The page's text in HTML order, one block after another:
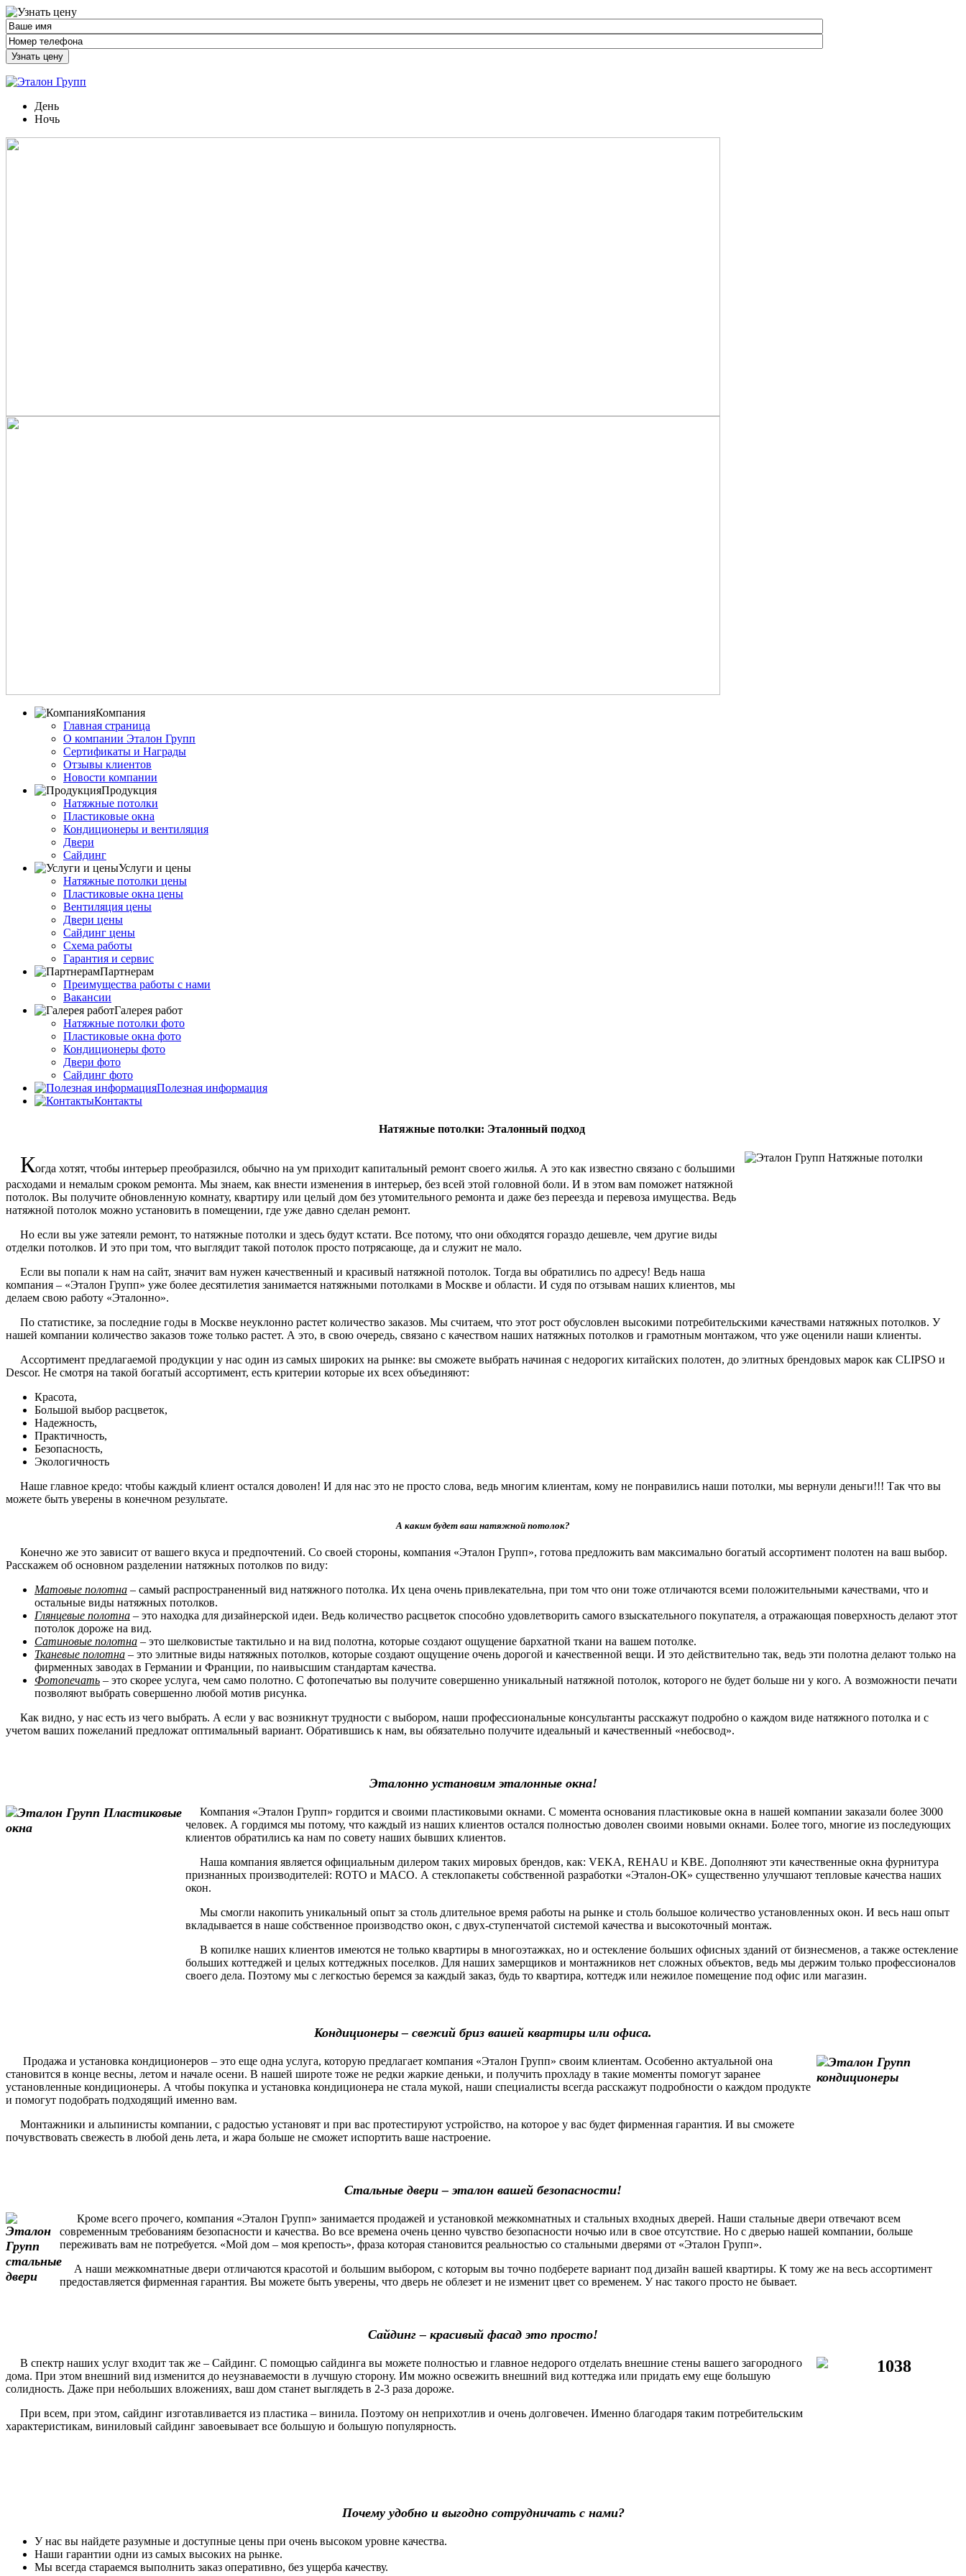
Узнать цену
День
Ночь
Компания
Главная страница
О компании Эталон Групп
Сертификаты и Награды
Отзывы клиентов
Новости компании
Продукция
Натяжные потолки
Пластиковые окна
Кондиционеры и вентиляция
Двери
Сайдинг
Услуги и цены
Натяжные потолки цены
Пластиковые окна цены
Вентиляция цены
Двери цены
Сайдинг цены
Схема работы
Гарантия и сервис
Партнерам
Преимущества работы с нами
Вакансии
Галерея работ
Натяжные потолки фото
Пластиковые окна фото
Кондиционеры фото
Двери фото
Сайдинг фото
Полезная информация
Контакты
Натяжные потолки: Эталонный подход
Когда хотят, чтобы интерьер преобразился, обычно на ум приходит капитальный ремонт своего жилья. А это как известно связано с большими
расходами и немалым сроком ремонта. Мы знаем, как внести изменения в интерьер, без всей этой головной боли. И в этом вам поможет натяжной
потолок. Вы получите обновленную комнату, квартиру или целый дом без утомительного ремонта и даже без переезда и перевоза имущества. Ведь
натяжной потолок можно установить в помещении, где уже давно сделан ремонт.
Но если вы уже затеяли ремонт, то натяжные потолки и здесь будут кстати. Все потому, что они обходятся гораздо дешевле, чем другие виды
отделки потолков. И это при том, что выглядит такой потолок просто потрясающе, да и служит не мало.
Если вы попали к нам на сайт, значит вам нужен качественный и красивый натяжной потолок. Тогда вы обратились по адресу! Ведь наша
компания – «Эталон Групп» уже более десятилетия занимается натяжными потолками в Москве и области. И судя по отзывам наших клиентов, мы
делаем свою работу «Эталонно».
По статистике, за последние годы в Москве неуклонно растет количество заказов. Мы считаем, что этот рост обусловлен высокими потребительскими качествами натяжных потолков. У
нашей компании количество заказов тоже только растет. А это, в свою очередь, связано с качеством наших натяжных потолков и грамотным монтажом, что уже оценили наши клиенты.
Ассортимент предлагаемой продукции у нас один из самых широких на рынке: вы сможете выбрать начиная с недорогих китайских полотен, до элитных брендовых марок как CLIPSO и
Descor. Не смотря на такой богатый ассортимент, есть критерии которые их всех объединяют:
Красота,
Большой выбор расцветок,
Надежность,
Практичность,
Безопасность,
Экологичность
Наше главное кредо: чтобы каждый клиент остался доволен! И для нас это не просто слова, ведь многим клиентам, кому не понравились наши потолки, мы вернули деньги!!! Так что вы
можете быть уверены в конечном результате.
А каким будет ваш натяжной потолок?
Конечно же это зависит от вашего вкуса и предпочтений. Со своей стороны, компания «Эталон Групп», готова предложить вам максимально богатый ассортимент полотен на ваш выбор.
Расскажем об основном разделении натяжных потолков по виду:
Матовые полотна – самый распространенный вид натяжного потолка. Их цена очень привлекательна, при том что они тоже отличаются всеми положительными качествами, что и
остальные виды натяжных потолков.
Глянцевые полотна – это находка для дизайнерской идеи. Ведь количество расцветок способно удовлетворить самого взыскательного покупателя, а отражающая поверхность делают этот
потолок дороже на вид.
Сатиновые полотна – это шелковистые тактильно и на вид полотна, которые создают ощущение бархатной ткани на вашем потолке.
Тканевые полотна – это элитные виды натяжных потолков, которые создают ощущение очень дорогой и качественной вещи. И это действительно так, ведь эти полотна делают только на
фирменных заводах в Германии и Франции, по наивысшим стандартам качества.
Фотопечать – это скорее услуга, чем само полотно. С фотопечатью вы получите совершенно уникальный натяжной потолок, которого не будет больше ни у кого. А возможности печати
позволяют выбрать совершенно любой мотив рисунка.
Как видно, у нас есть из чего выбрать. А если у вас возникнут трудности с выбором, наши профессиональные консультанты расскажут подробно о каждом виде натяжного потолка и с
учетом ваших пожеланий предложат оптимальный вариант. Обратившись к нам, вы обязательно получите идеальный и качественный «небосвод».
Эталонно установим эталонные окна!
Компания «Эталон Групп» гордится и своими пластиковыми окнами. С момента основания пластиковые окна в нашей компании заказали более 3000
человек. А гордимся мы потому, что каждый из наших клиентов остался полностью доволен своими новыми окнами. Более того, многие из последующих
клиентов обратились ка нам по совету наших бывших клиентов.
Наша компания является официальным дилером таких мировых брендов, как: VEKA, REHAU и KBE. Дополняют эти качественные окна фурнитура
признанных производителей: ROTO и MACO. А стеклопакеты собственной разработки «Эталон-ОК» существенно улучшают тепловые качества наших
окон.
Мы смогли накопить уникальный опыт за столь длительное время работы на рынке и столь большое количество установленных окон. И весь наш опыт
вкладывается в наше собственное производство окон, с двух-ступенчатой системой качества и высокоточный монтаж.
В копилке наших клиентов имеются не только квартиры в многоэтажках, но и остекление больших офисных зданий от бизнесменов, а также остекление
больших коттеджей и целых коттеджных поселков. Для наших замерщиков и монтажников нет сложных объектов, ведь мы держим только профессионалов
своего дела. Поэтому мы с легкостью беремся за каждый заказ, будь то квартира, коттедж или нежилое помещение под офис или магазин.
Кондиционеры – свежий бриз вашей квартиры или офиса.
Продажа и установка кондиционеров – это еще одна услуга, которую предлагает компания «Эталон Групп» своим клиентам. Особенно актуальной она
становится в конце весны, летом и начале осени. В нашей широте тоже не редки жаркие деньки, и получить прохладу в такие моменты помогут заранее
установленные кондиционеры. А чтобы покупка и установка кондиционера не стала мукой, наши специалисты всегда расскажут подробности о каждом продукте
и помогут подобрать подходящий именно вам.
Монтажники и альпинисты компании, с радостью установят и при вас протестируют устройство, на которое у вас будет фирменная гарантия. И вы сможете
почувствовать свежесть в любой день лета, и жара больше не сможет испортить ваше настроение.
Стальные двери – эталон вашей безопасности!
Кроме всего прочего, компания «Эталон Групп» занимается продажей и установкой межкомнатных и стальных входных дверей. Наши стальные двери отвечают всем
современным требованиям безопасности и качества. Во все времена очень ценно чувство безопасности ночью или в свое отсутствие. Но с дверью нашей компании, больше
переживать вам не потребуется. «Мой дом – моя крепость», фраза которая становится реальностью со стальными дверями от «Эталон Групп».
А наши межкомнатные двери отличаются красотой и большим выбором, с которым вы точно подберете вариант под дизайн вашей квартиры. К тому же на весь ассортимент
предоставляется фирменная гарантия. Вы можете быть уверены, что дверь не облезет и не изменит цвет со временем. У нас такого просто не бывает.
Сайдинг – красивый фасад это просто!
В спектр наших услуг входит так же – Сайдинг. С помощью сайдинга вы можете полностью и главное недорого отделать внешние стены вашего загородного
дома. При этом внешний вид изменится до неузнаваемости в лучшую сторону. Им можно освежить внешний вид коттеджа или придать ему еще большую
солидность. Даже при небольших вложениях, ваш дом станет выглядеть в 2-3 раза дороже.
При всем, при этом, сайдинг изготавливается из пластика – винила. Поэтому он неприхотлив и очень долговечен. Именно благодаря таким потребительским
характеристикам, виниловый сайдинг завоевывает все большую и большую популярность.
Почему удобно и выгодно сотрудничать с нами?
У нас вы найдете разумные и доступные цены при очень высоком уровне качества.
Наши гарантии одни из самых высоких на рынке.
Мы всегда стараемся выполнить заказ оперативно, без ущерба качеству.